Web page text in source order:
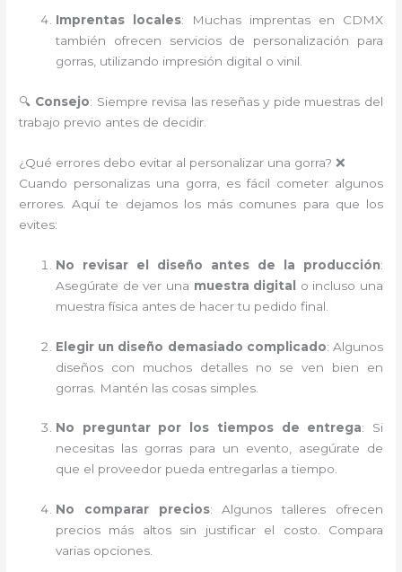
Imprentas locales: Muchas imprentas en CDMX
también ofrecen servicios de personalización para
gorras, utilizando impresión digital o vinil.
🔍 Consejo: Siempre revisa las reseñas y pide muestras del
trabajo previo antes de decidir.
¿Qué errores debo evitar al personalizar una gorra? ❌
Cuando personalizas una gorra, es fácil cometer algunos
errores. Aquí te dejamos los más comunes para que los
evites:
No revisar el diseño antes de la producción:
Asegúrate de ver una muestra digital
o incluso una
muestra física antes de hacer tu pedido final.
Elegir un diseño demasiado complicado: Algunos
diseños con muchos detalles no se ven bien en
gorras. Mantén las cosas simples.
No preguntar por los tiempos de entrega: Si
necesitas las gorras para un evento, asegúrate de
que el proveedor pueda entregarlas a tiempo.
No comparar precios: Algunos talleres ofrecen
precios más altos sin justificar el costo. Compara
varias opciones.